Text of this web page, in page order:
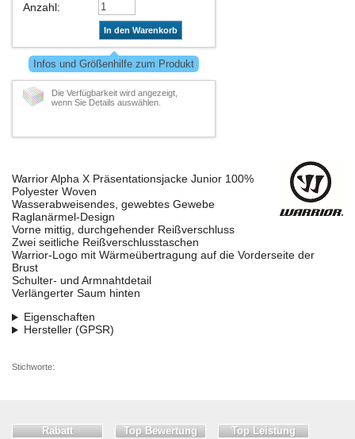
Anzahl:
In den Warenkorb
Infos und Größenhilfe zum Produkt
Die Verfügbarkeit wird angezeigt,
wenn Sie Details auswählen.
Warrior Alpha X Präsentationsjacke Junior 100%
Polyester Woven
Wasserabweisendes, gewebtes Gewebe
Raglanärmel-Design
Vorne mittig, durchgehender Reißverschluss
Zwei seitliche Reißverschlusstaschen
Warrior-Logo mit Wärmeübertragung auf die Vorderseite der
Brust
Schulter- und Armnahtdetail
Verlängerter Saum hinten
Eigenschaften
Hersteller (GPSR)
Stichworte:
Rabatt Top Bewertung Top Leistung